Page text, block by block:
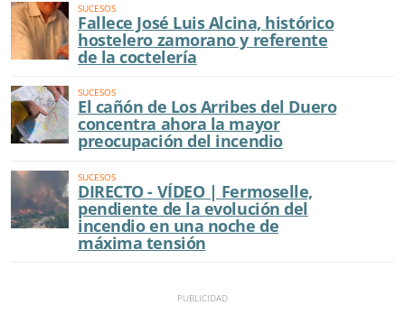
SUCESOS
Fallece José Luis Alcina, histórico
hostelero zamorano y referente
de la coctelería
SUCESOS
El cañón de Los Arribes del Duero
concentra ahora la mayor
preocupación del incendio
SUCESOS
DIRECTO - VÍDEO | Fermoselle,
pendiente de la evolución del
incendio en una noche de
máxima tensión